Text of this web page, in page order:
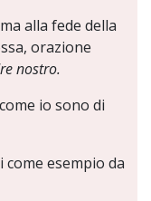
alla fede della
orazione
nostro.
io sono di
come esempio da